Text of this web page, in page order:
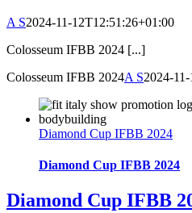
A S2024-11-12T12:51:26+01:00
Colosseum IFBB 2024 [...]
Colosseum IFBB 2024A S2024-
Diamond Cup IFBB 2024
Diamond Cup IFBB 2024
Diamond Cup IFBB